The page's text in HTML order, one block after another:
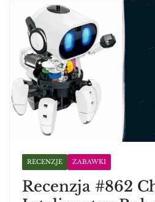
RECENZJE ZABAWKI
Recenzja #862